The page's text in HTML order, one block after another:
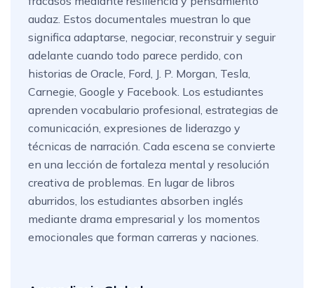
audaz. Estos documentales muestran lo que
significa adaptarse, negociar, reconstruir y seguir
adelante cuando todo parece perdido, con
historias de Oracle, Ford, J. P. Morgan, Tesla,
Carnegie, Google y Facebook. Los estudiantes
aprenden vocabulario profesional, estrategias de
comunicación, expresiones de liderazgo y
técnicas de narración. Cada escena se convierte
en una lección de fortaleza mental y resolución
creativa de problemas. En lugar de libros
aburridos, los estudiantes absorben inglés
mediante drama empresarial y los momentos
emocionales que forman carreras y naciones.